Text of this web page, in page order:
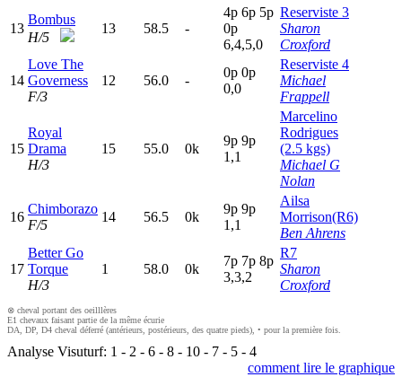
13
Bombus
H/5
13 58.5 -
4p 6p 5p
0p
6,4,5,0
Reserviste 3
Sharon
Croxford
14
Love The
Governess
F/3
12 56.0 -
0p 0p
0,0
Reserviste 4
Michael
Frappell
15
Royal
Drama
H/3
15 55.0 0k
9p 9p
1,1
Marcelino
Rodrigues
(2.5 kgs)
Michael G
Nolan
16
Chimborazo
F/5
14 56.5 0k
9p 9p
1,1
Ailsa
Morrison(R6)
Ben Ahrens
17
Better Go
Torque
H/3
1 58.0 0k
7p 7p 8p
3,3,2
R7
Sharon
Croxford
⊗ cheval portant des oeilllères
E1 chevaux faisant partie de la même écurie
DA, DP, D4 cheval déferré (antérieurs, postérieurs, des quatre pieds), • pour la première fois.
Analyse Visuturf: 1 - 2 - 6 - 8 - 10 - 7 - 5 - 4
comment lire le graphique